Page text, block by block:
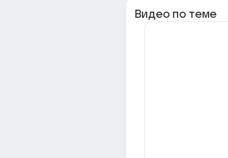
Видео по теме